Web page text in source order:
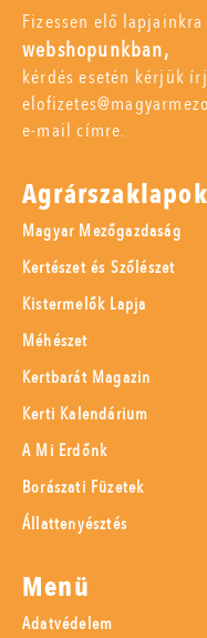
Fizessen elő lapjainkra
webshopunkban,
kérdés esetén kérjük
e-mail címre.
Agrárszaklapok
Magyar Mezőgazdaság
Kertészet és Szőlészet
Kistermelők Lapja
Méhészet
Kertbarát Magazin
Kerti Kalendárium
A Mi Erdőnk
Borászati Füzetek
Állattenyésztés
Menü
Adatvédelem